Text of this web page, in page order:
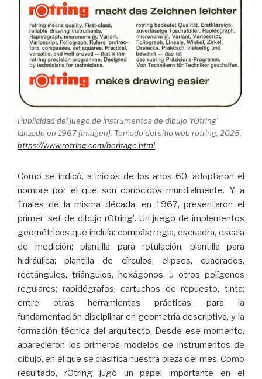
Publicidad del juego de instrumentos de dibujo ‘rOtring’
lanzado en 1967 [Imagen]. Tomado del sitio web rotring, 2025,
https://www.rotring.com/heritage.html
Como se indicó, a inicios de los años 60, adoptaron el
nombre por el que son conocidos mundialmente. Y, a
finales de la misma década, en 1967, presentaron el
primer ‘set de dibujo rOtring’. Un juego de implementos
geométricos que incluía: compás; regla, escuadra, escala
de medición; plantilla para rotulación; plantilla para
hidráulica; plantilla de círculos, elipses, cuadrados,
rectángulos, triángulos, hexágonos, u otros polígonos
regulares; rapidógrafos, cartuchos de repuesto, tinta;
entre otras herramientas prácticas, para la
fundamentación disciplinar en geometría descriptiva, y la
formación técnica del arquitecto. Desde ese momento,
aparecieron los primeros modelos de instrumentos de
dibujo, en el que se clasifica nuestra pieza del mes. Como
resultado, rOtring jugó un papel importante en el